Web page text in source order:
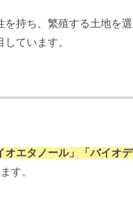
持ち、繁殖する土地を
ています。
オエタノール」「バイオデ
す。